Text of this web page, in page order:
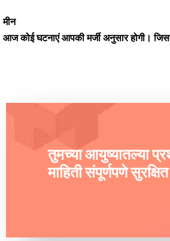
मीन
आज कोई घटनाएं आपकी मर्जी अनुसार होगी।
तुमच्या आयुष्यातल्या
माहिती संपूर्णपणे